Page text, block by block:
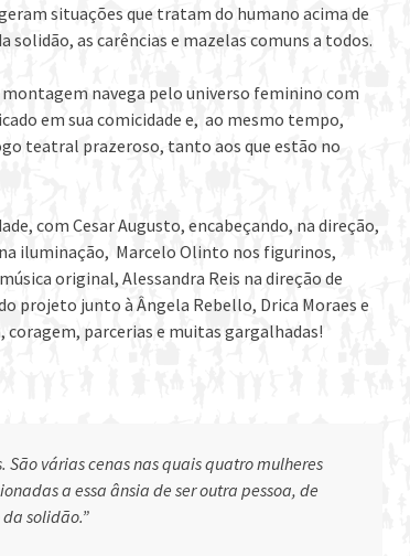
situações que tratam do humano acima de
solidão, as carências e mazelas comuns a todos.
navega pelo universo feminino com
em sua comicidade e, ao mesmo tempo,
teatral prazeroso, tanto aos que estão no
com Cesar Augusto, encabeçando, na direção,
iluminação, Marcelo Olinto nos figurinos,
original, Alessandra Reis na direção de
projeto junto à Ângela Rebello, Drica Moraes e
parcerias e muitas gargalhadas!
várias cenas nas quais quatro mulheres
a essa ânsia de ser outra pessoa, de
solidão.”